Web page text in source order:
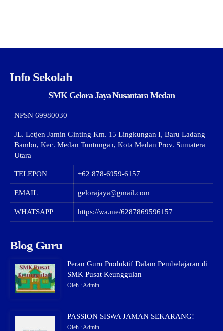
Info Sekolah
SMK Gelora Jaya Nusantara Medan
NPSN 69980030
JL. Letjen Jamin Ginting Km. 15 Lingkungan I, Baru Ladang
Bambu, Kec. Medan Tuntungan, Kota Medan Prov. Sumatera
Utara
TELEPON +62 878-6959-6157
EMAIL gelorajaya@gmail.com
WHATSAPP https://wa.me/6287869596157
Blog Guru
Peran Guru Produktif Dalam Pembelajaran di
SMK Pusat Keunggulan
Oleh : Admin
PASSION SISWA JAMAN SEKARANG!
Oleh : Admin